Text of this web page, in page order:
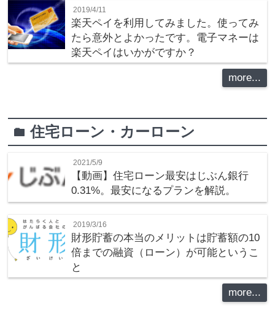
2019/4/11
楽天ペイを利用してみました。使ってみ
たら意外とよかったです。電子マネーは
楽天ペイはいかがですか？
more...
folder住宅ローン・カーローン
2021/5/9
【動画】住宅ローン最安はじぶん銀行
0.31%。最安になるプランを解説。
2019/3/16
財形貯蓄の本当のメリットは貯蓄額の10
倍までの融資（ローン）が可能というこ
と
more...